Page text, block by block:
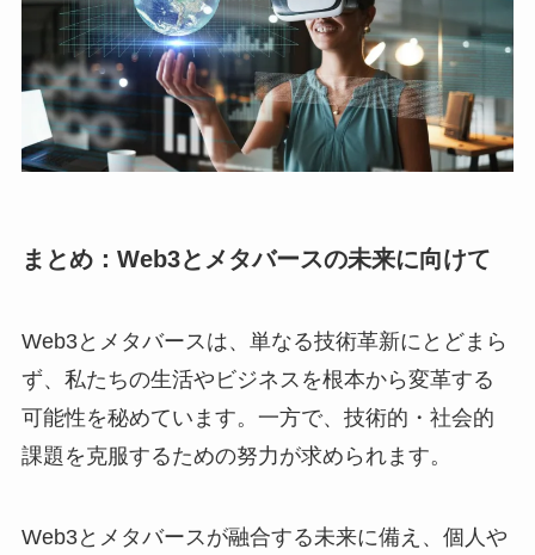
まとめ：Web3とメタバースの未来に向けて
Web3とメタバースは、単なる技術革新にとどまら
ず、私たちの生活やビジネスを根本から変革する
可能性を秘めています。一方で、技術的・社会的
課題を克服するための努力が求められます。
Web3とメタバースが融合する未来に備え、個人や